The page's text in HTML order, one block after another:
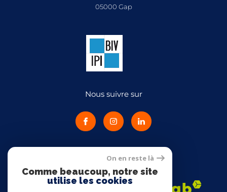
05000
gap
Nous suivre sur
Adhérents
On en reste là
Comme beaucoup, notre site
utilise les cookies